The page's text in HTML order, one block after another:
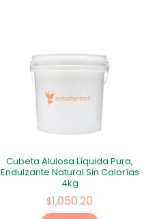
Cubeta Alulosa Líquida Pura,
Endulzante Natural Sin Calorías
4kg
$1,050.20